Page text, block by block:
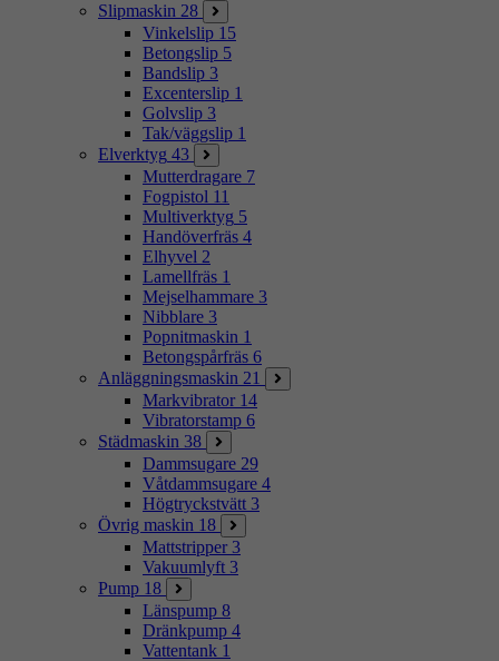
Slipmaskin 28
Vinkelslip 15
Betongslip 5
Bandslip 3
Excenterslip 1
Golvslip 3
Tak/väggslip 1
Elverktyg 43
Mutterdragare 7
Fogpistol 11
Multiverktyg 5
Handöverfräs 4
Elhyvel 2
Lamellfräs 1
Mejselhammare 3
Nibblare 3
Popnitmaskin 1
Betongspårfräs 6
Anläggningsmaskin 21
Markvibrator 14
Vibratorstamp 6
Städmaskin 38
Dammsugare 29
Våtdammsugare 4
Högtryckstvätt 3
Övrig maskin 18
Mattstripper 3
Vakuumlyft 3
Pump 18
Länspump 8
Dränkpump 4
Vattentank 1